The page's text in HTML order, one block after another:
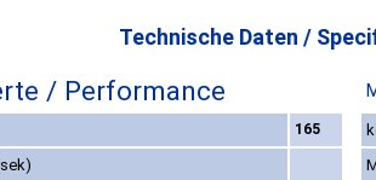
Technische Daten /
/ Performance
165